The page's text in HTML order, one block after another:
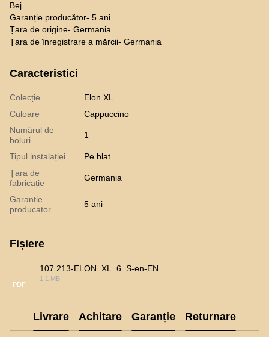
Bej
Garanție producător- 5 ani
Țara de origine- Germania
Țara de înregistrare a mărcii- Germania
Caracteristici
Colecție
Elon XL
Culoare
Cappuccino
Numărul de
boluri
1
Tipul instalației
Pe blat
Țara de
fabricație
Germania
Garantie
producator
5 ani
Fișiere
PDF
107.213-ELON_XL_6_S-en-EN
1.1 MB
Livrare Achitare Garanție Returnare